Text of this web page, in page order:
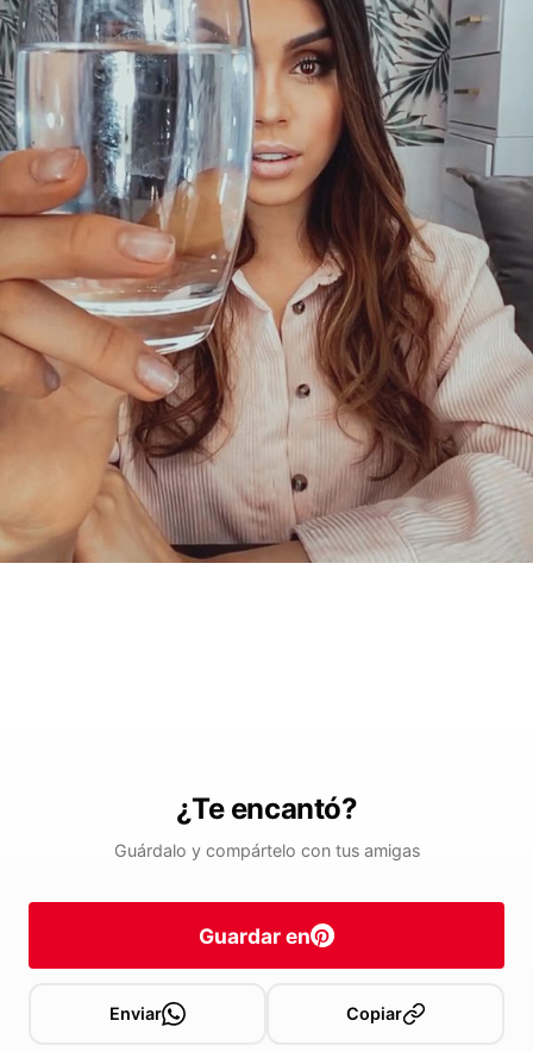
¿Te encantó?
Guárdalo y compártelo con tus amigas
Guardar en
Enviar Copiar